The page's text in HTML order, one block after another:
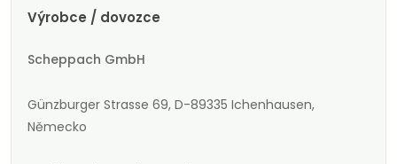
Výrobce / dovozce
Scheppach GmbH
Günzburger Strasse 69, D-89335 Ichenhausen,
Německo